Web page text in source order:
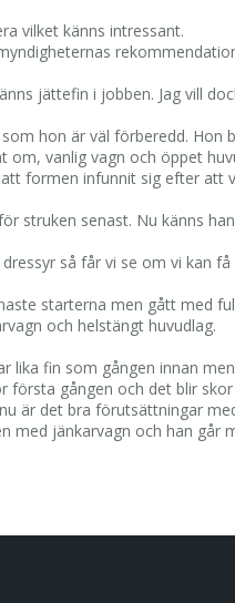
vilket känns intressant.
jättefin i jobben. Jag vill
hon är väl förberedd.
om, vanlig vagn och öppet
formen infunnit sig efter
struken senast. Nu känns
så får vi se om vi
starterna men gått med
och helstängt huvudlag.
lika fin som gången innan
gången och det blir
är det bra förutsättningar
med jänkarvagn och han